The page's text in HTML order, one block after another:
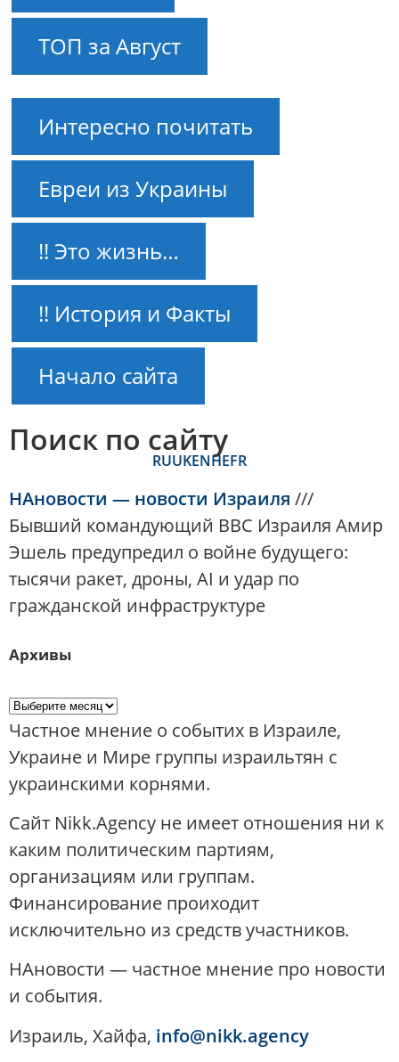
ТОП за Август
Интересно почитать
Евреи из Украины
!! Это жизнь…
!! История и Факты
Начало сайта
Поиск по сайту
RUUKENHEFR
НАновости — новости Израиля ///
Бывший командующий ВВС Израиля Амир
Эшель предупредил о войне будущего:
тысячи ракет, дроны, AI и удар по
гражданской инфраструктуре
Архивы
Частное мнение о событих в Израиле,
Украине и Мире группы израильтян с
украинскими корнями.
Сайт Nikk.Agency не имеет отношения ни к
каким политическим партиям,
организациям или группам.
Финансирование проиходит
исключительно из средств участников.
НАновости — частное мнение про новости
и события.
Израиль, Хайфа, info@nikk.agency